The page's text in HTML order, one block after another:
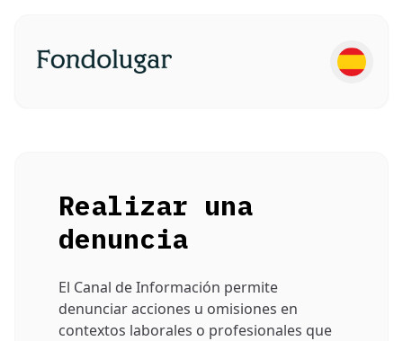
Realizar una
denuncia
El Canal de Información permite
denunciar acciones u omisiones en
contextos laborales o profesionales que